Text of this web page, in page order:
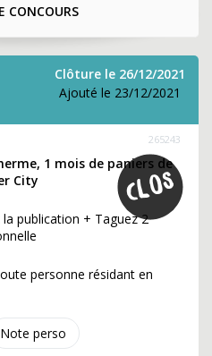
CONCOURS
Clôture le 26/12/2021
Ajouté le 23/12/2021
Note perso
265243
1 mois de paniers de
City
publication + Taguez 2
personne résidant en